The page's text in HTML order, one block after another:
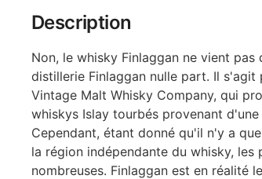
Description
Non, le whisky Finlaggan ne vient pas
distillerie Finlaggan nulle part. Il
Vintage Malt Whisky Company, qui
whiskys Islay tourbés provenant
Cependant, étant donné qu'il n'y a
la région indépendante du whisky,
nombreuses. Finlaggan est en réalité